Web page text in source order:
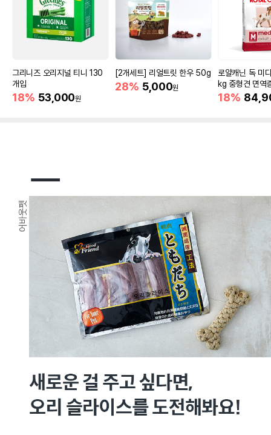
그리니즈 오리지널 티니 130
개입
18% 53,000원
[2개세트] 리얼트릿 한우 50g
28% 5,000원
로얄캐닌 독 미
kg 중형견 면역
18%